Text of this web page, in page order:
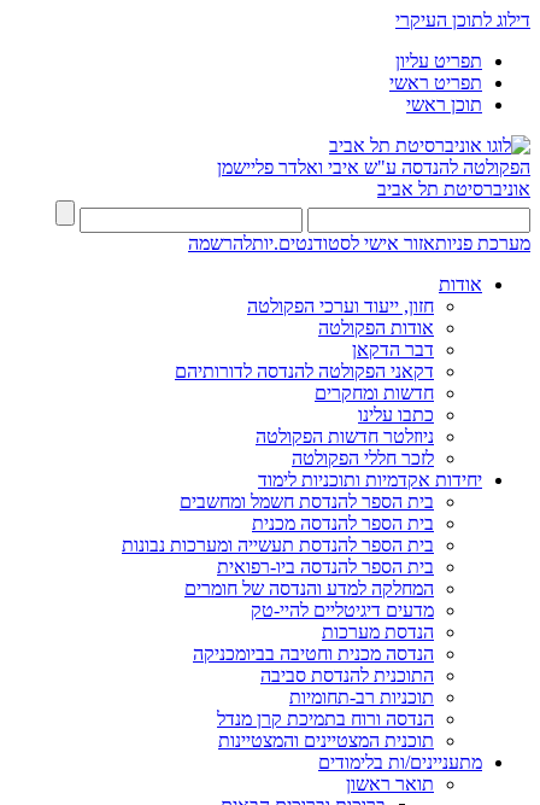
דילוג לתוכן העיקרי
תפריט עליון
תפריט ראשי
תוכן ראשי
הפקולטה להנדסה ע"ש איבי ואלדר פליישמן
אוניברסיטת תל אביב
מערכת פניותאזור אישי לסטודנטים.יותלהרשמה
אודות
חזון, ייעוד וערכי הפקולטה
אודות הפקולטה
דבר הדקאן
דקאני הפקולטה להנדסה לדורותיהם
חדשות ומחקרים
כתבו עלינו
ניוזלטר חדשות הפקולטה
לזכר חללי הפקולטה
יחידות אקדמיות ותוכניות לימוד
בית הספר להנדסת חשמל ומחשבים
בית הספר להנדסה מכנית
בית הספר להנדסת תעשייה ומערכות נבונות
בית הספר להנדסה ביו-רפואית
המחלקה למדע והנדסה של חומרים
מדעים דיגיטליים להיי-טק
הנדסת מערכות
הנדסה מכנית וחטיבה בביומכניקה
התוכנית להנדסת סביבה
תוכניות רב-תחומיות
הנדסה ורוח בתמיכת קרן מנדל
תוכנית המצטיינים והמצטיינות
מתעניינים/ות בלימודים
תואר ראשון